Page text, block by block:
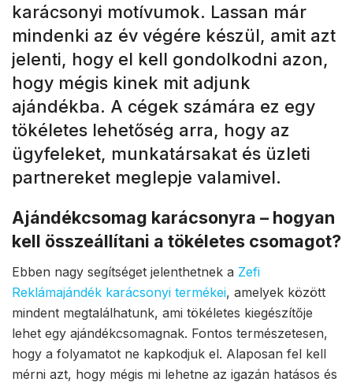
karácsonyi motívumok. Lassan már
mindenki az év végére készül, amit azt
jelenti, hogy el kell gondolkodni azon,
hogy mégis kinek mit adjunk
ajándékba. A cégek számára ez egy
tökéletes lehetőség arra, hogy az
ügyfeleket, munkatársakat és üzleti
partnereket meglepje valamivel.
Ajándékcsomag karácsonyra – hogyan
kell összeállítani a tökéletes csomagot?
Ebben nagy segítséget jelenthetnek a Zefi
Reklámajándék karácsonyi termékei, amelyek között
mindent megtalálhatunk, ami tökéletes kiegészítője
lehet egy ajándékcsomagnak. Fontos természetesen,
hogy a folyamatot ne kapkodjuk el. Alaposan fel kell
mérni azt, hogy mégis mi lehetne az igazán hatásos és